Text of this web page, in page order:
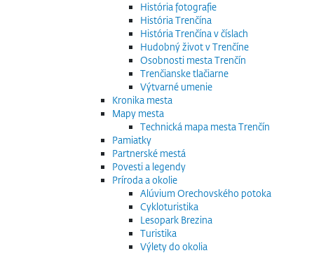
História fotografie
História Trenčína
História Trenčína v číslach
Hudobný život v Trenčíne
Osobnosti mesta Trenčín
Trenčianske tlačiarne
Výtvarné umenie
Kronika mesta
Mapy mesta
Technická mapa mesta Trenčín
Pamiatky
Partnerské mestá
Povesti a legendy
Príroda a okolie
Alúvium Orechovského potoka
Cykloturistika
Lesopark Brezina
Turistika
Výlety do okolia